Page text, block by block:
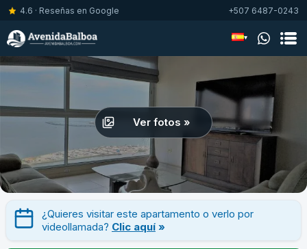
4.6 · Reseñas en Google +507 6487-0243
▾
Ver fotos »
¿Quieres visitar este apartamento o verlo por
videollamada? Clic aquí »